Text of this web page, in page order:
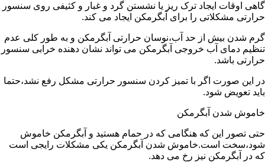
گاهی اوقات ایجاد ترک ریز یا نشستن گرد و غبار و کثیفی روی سنسور
حرارتی مشکلاتی را برای آبگرمکن ایجاد می کند.
گرم شدن بیش از حد آب،نوسان حرارتی آبگرمکن و به طور کلی عدم
تنظیم دمای آب خروجی آبگرمکن می تواند نشان دهنده خرابی سنسور
حرارتی باشد.
در این صورت اگر با تمیز کردن سنسور حرارتی مشکل رفع نشد،حتما
باید تعویض شود.
خاموش شدن آبگرمکن
حتی تصور این که هنگامی که در حمام هستید و آبگرمکن خاموش
شود،سخت است.خاموش شدن آبگرمکن یکی مشکلات رایجی است
که در آبگرمکن نیز رخ می دهد.